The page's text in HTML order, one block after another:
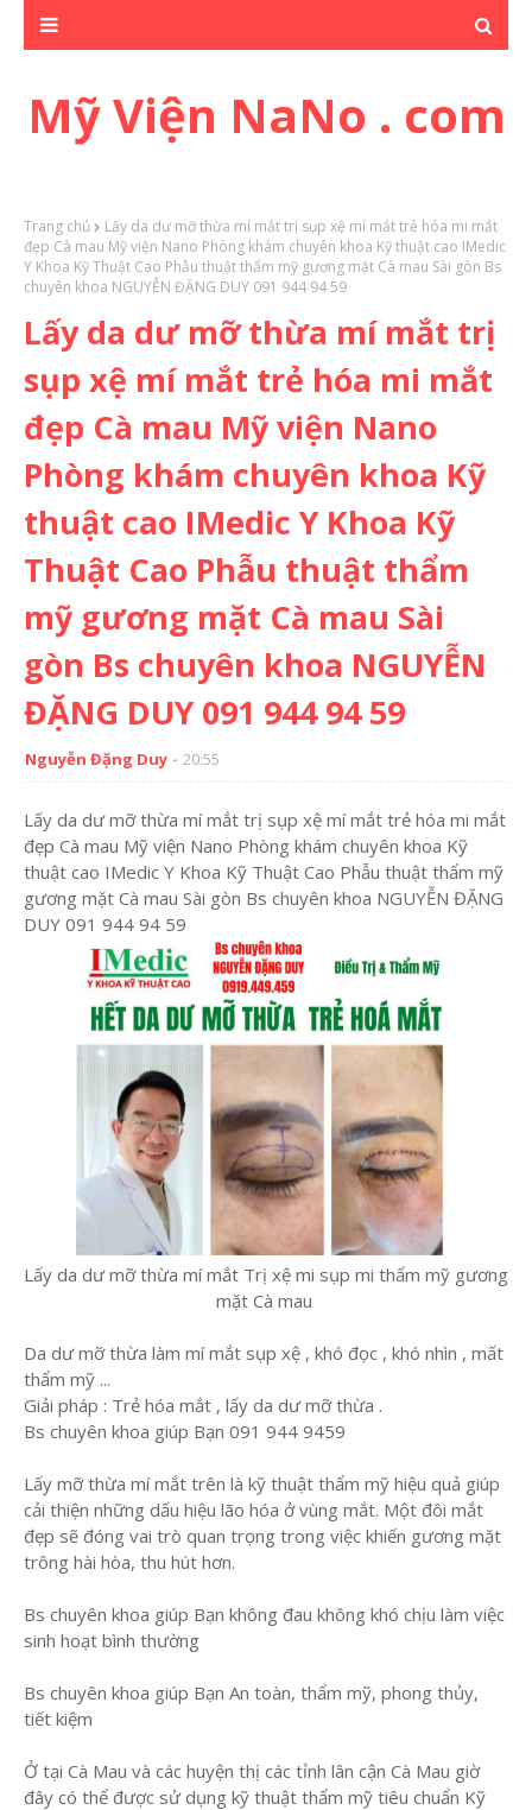
Mỹ Viện NaNo . com
Trang chủ
Lấy da dư mỡ thừa mí mắt trị sụp xệ mí mắt trẻ hóa mi mắt
đẹp Cà mau Mỹ viện Nano Phòng khám chuyên khoa Kỹ thuật cao IMedic
Y Khoa Kỹ Thuật Cao Phẫu thuật thẩm mỹ gương mặt Cà mau Sài gòn Bs
chuyên khoa NGUYỄN ĐẶNG DUY 091 944 94 59
Lấy da dư mỡ thừa mí mắt trị
sụp xệ mí mắt trẻ hóa mi mắt
đẹp Cà mau Mỹ viện Nano
Phòng khám chuyên khoa Kỹ
thuật cao IMedic Y Khoa Kỹ
Thuật Cao Phẫu thuật thẩm
mỹ gương mặt Cà mau Sài
gòn Bs chuyên khoa NGUYỄN
ĐẶNG DUY 091 944 94 59
Nguyễn Đặng Duy 20:55
Lấy da dư mỡ thừa mí mắt trị sụp xệ mí mắt trẻ hóa mi mắt
đẹp Cà mau Mỹ viện Nano Phòng khám chuyên khoa Kỹ
thuật cao IMedic Y Khoa Kỹ Thuật Cao Phẫu thuật thẩm mỹ
gương mặt Cà mau Sài gòn Bs chuyên khoa NGUYỄN ĐẶNG
DUY 091 944 94 59
Lấy da dư mỡ thừa mí mắt Trị xệ mi sụp mi thẩm mỹ gương
mặt Cà mau
Da dư mỡ thừa làm mí mắt sụp xệ , khó đọc , khó nhìn , mất
thẩm mỹ ...
Giải pháp : Trẻ hóa mắt , lấy da dư mỡ thừa .
Bs chuyên khoa giúp Bạn 091 944 9459
Lấy mỡ thừa mí mắt trên là kỹ thuật thẩm mỹ hiệu quả giúp
cải thiện những dấu hiệu lão hóa ở vùng mắt. Một đôi mắt
đẹp sẽ đóng vai trò quan trọng trong việc khiến gương mặt
trông hài hòa, thu hút hơn.
Bs chuyên khoa giúp Bạn không đau không khó chịu làm việc
sinh hoạt bình thường
Bs chuyên khoa giúp Bạn An toàn, thẩm mỹ, phong thủy,
tiết kiệm
Ở tại Cà Mau và các huyện thị các tỉnh lân cận Cà Mau giờ
đây có thể được sử dụng kỹ thuật thẩm mỹ tiêu chuẩn Kỹ